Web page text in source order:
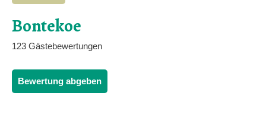
Bontekoe
123 Gästebewertungen
Bewertung abgeben